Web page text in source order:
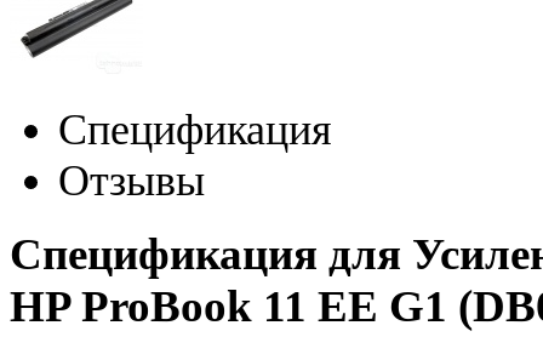
Спецификация
Отзывы
Спецификация для
HP ProBook 11 EE G1